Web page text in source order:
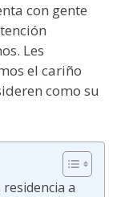
con gente
Les
el cariño
como su
a